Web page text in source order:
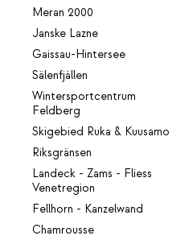
Meran 2000
Janske Lazne
Gaissau-Hintersee
Sälenfjällen
Wintersportcentrum
Feldberg
Skigebied Ruka & Kuusamo
Riksgränsen
Landeck - Zams - Fliess
Venetregion
Fellhorn - Kanzelwand
Chamrousse